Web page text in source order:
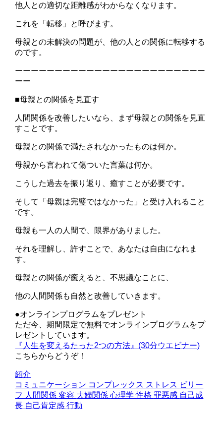
他人との適切な距離感がわからなくなります。
これを「転移」と呼びます。
母親との未解決の問題が、他の人との関係に転移する
のです。
ーーーーーーーーーーーーーーーーーーーーーーーー
ーー
■母親との関係を見直す
人間関係を改善したいなら、まず母親との関係を見直
すことです。
母親との関係で満たされなかったものは何か。
母親から言われて傷ついた言葉は何か。
こうした過去を振り返り、癒すことが必要です。
そして「母親は完璧ではなかった」と受け入れること
です。
母親も一人の人間で、限界がありました。
それを理解し、許すことで、あなたは自由になれま
す。
母親との関係が癒えると、不思議なことに、
他の人間関係も自然と改善していきます。
●オンラインプログラムをプレゼント
ただ今、期間限定で無料でオンラインプログラムをプ
レゼントしています。
『人生を変えるたった2つの方法』(30分ウエビナー)
こちらからどうぞ！
紹介
コミュニケーション コンプレックス ストレス ビリー
フ 人間関係変容 夫婦関係心理学性格罪悪感 自己成
長 自己肯定感行動